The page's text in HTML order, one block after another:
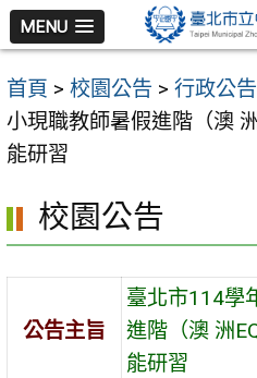
跳
至
主
要
內
區
MENU
首頁 > 校園公告 > 行政公告
小現職教師暑假進階（澳
能研習
校園公告
公告主旨
臺北市114學
進階（澳 洲
能研習